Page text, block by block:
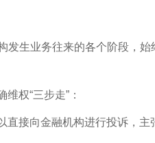
发生业务往来的各个阶段，始
权“三步走”：
接向金融机构进行投诉，主